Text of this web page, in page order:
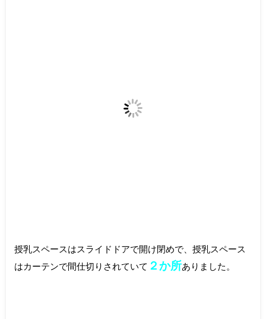
授乳スペースはスライドドアで開け閉めで、授乳スペース
はカーテンで間仕切りされていて ２か所ありました。